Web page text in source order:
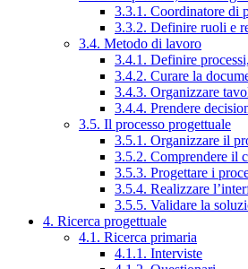
3.3.1. Coordinatore di
3.3.2. Definire ruoli e
3.4. Metodo di lavoro
3.4.1. Definire
3.4.2. Curare la
3.4.3. Organizzare
3.4.4. Prendere
3.5. Il processo progettuale
3.5.1. Organizzare il
3.5.2. Comprendere il
3.5.3. Progettare i
3.5.4. Realizzare
3.5.5. Validare la
4. Ricerca progettuale
4.1. Ricerca primaria
4.1.1. Interviste